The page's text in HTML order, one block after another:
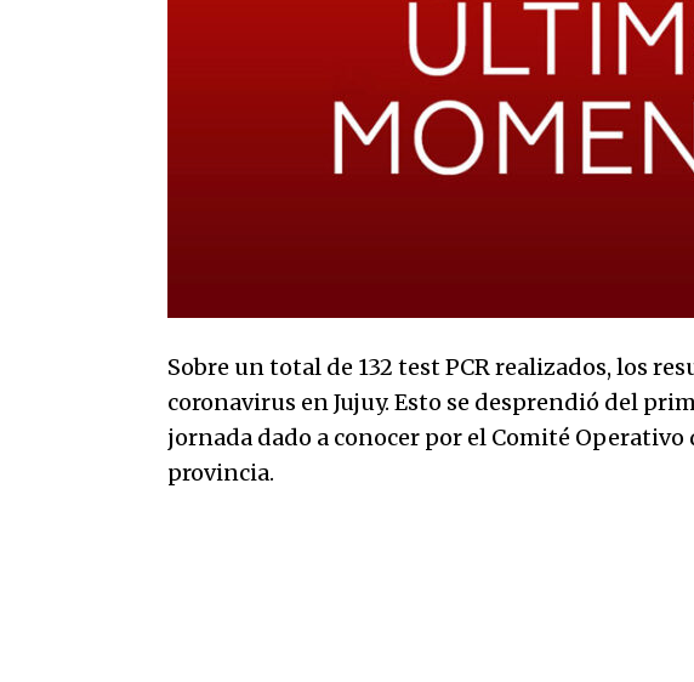
Sobre un total de 132 test PCR realizados, los
coronavirus en Jujuy. Esto se desprendió del
jornada dado a conocer por el Comité Operativo
provincia.